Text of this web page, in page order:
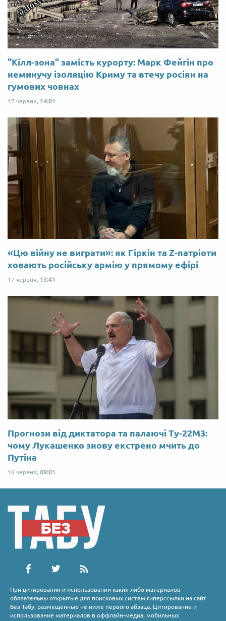
"Кілл-зона" замість курорту: Марк Фейгін про
неминучу ізоляцію Криму та втечу росіян на
гумових човнах
17 червня, 14:01
«Цю війну не виграти»: як Гіркін та Z-патріоти
ховають російську армію у прямому ефірі
17 червня, 13:41
Прогнози від диктатора та палаючі Ту-22М3:
чому Лукашенко знову екстрено мчить до
Путіна
16 червня, 09:01
При цитировании и использовании каких-либо материалов
обязательны открытые для поисковых систем гиперссылки на сайт
Без Табу, размещенные не ниже первого абзаца. Цитирование и
использование материалов в оффлайн-медиа, мобильных